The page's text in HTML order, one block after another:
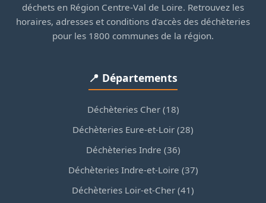
déchets en Région Centre-Val de Loire. Retrouvez les
horaires, adresses et conditions d'accès des déchèteries
pour les 1800 communes de la région.
📍 Départements
Déchèteries Cher (18)
Déchèteries Eure-et-Loir (28)
Déchèteries Indre (36)
Déchèteries Indre-et-Loire (37)
Déchèteries Loir-et-Cher (41)